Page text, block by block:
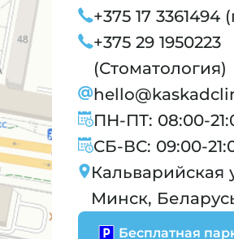
+375 17 3361494
+375 29 1950223
(Стоматология)
ПН-ПТ: 08:00-
СБ-ВС: 09:00-
Кальварийская
Минск,
Бесплатная